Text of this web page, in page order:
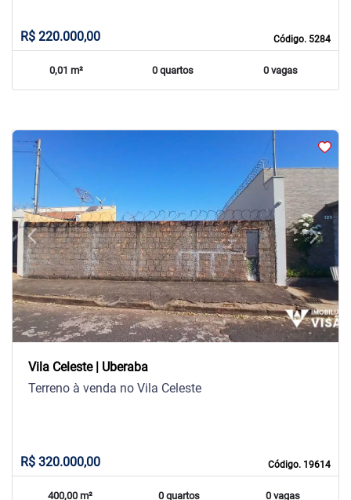
Código. 5284
R$ 220.000,00
0,01 m² 0 quartos 0 vagas
arrow_back_iosPrevious arrow_forward_ios
Next
Vila Celeste | Uberaba
Código. 19614
Terreno à venda no Vila Celeste
R$ 320.000,00
400,00 m² 0 quartos 0 vagas